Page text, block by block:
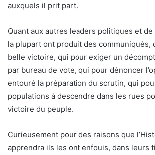
auxquels il prit part.
Quant aux autres leaders politiques et
la plupart ont produit des communiqués,
belle victoire, qui pour exiger un
par bureau de vote, qui pour dénoncer
entouré la préparation du scrutin, qui
populations à descendre dans les rues
victoire du peuple.
Curieusement pour des raisons que
apprendra ils les ont enfouis, dans leurs